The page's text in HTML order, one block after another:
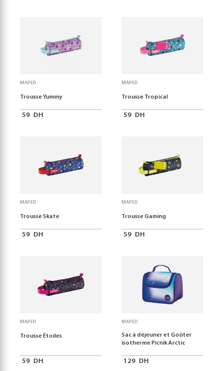
MAPED
Trousse Yummy
59 DH
MAPED
Trousse Tropical
59 DH
MAPED
Trousse Skate
59 DH
MAPED
Trousse Gaming
59 DH
MAPED
Trousse Étoiles
59 DH
MAPED
Sac à déjeuner et Goûter
isotherme Picnik Arctic
129 DH